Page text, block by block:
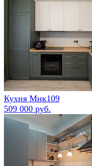
Кухня Мнк109
509 000 руб.